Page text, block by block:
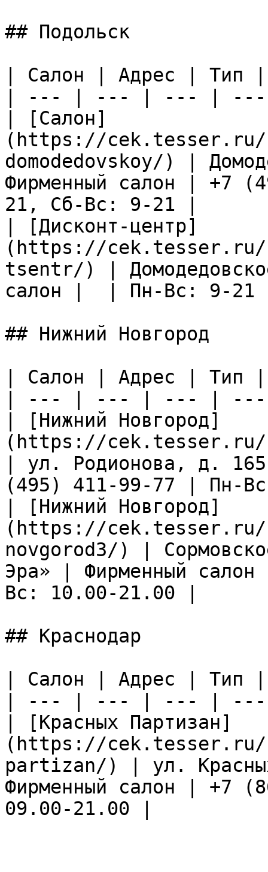
## Подольск
| Салон | Адрес | Тип |
| --- | --- | --- |
| [Салон]
(https://cek.tesser.ru/
domodedovskoy/) |
Фирменный салон | +7
21, Сб-Вс: 9-21 |
| [Дисконт-центр]
(https://cek.tesser.ru/
tsentr/) |
салон |  | Пн-Вс: 9-21
## Нижний Новгород
| Салон | Адрес | Тип |
| --- | --- | --- |
| [Нижний Новгород]
(https://cek.tesser.ru/
| ул. Родионова, д.
(495) 411-99-77 | Пн-
| [Нижний Новгород]
(https://
novgorod3/) |
Эра» | Фирменный
Вс: 10.00-21.00 |
## Краснодар
| Салон | Адрес | Тип |
| --- | --- | --- |
| [Красных Партизан]
(https://cek.tesser.ru/
partizan/) | ул.
Фирменный салон | +7
09.00-21.00 |